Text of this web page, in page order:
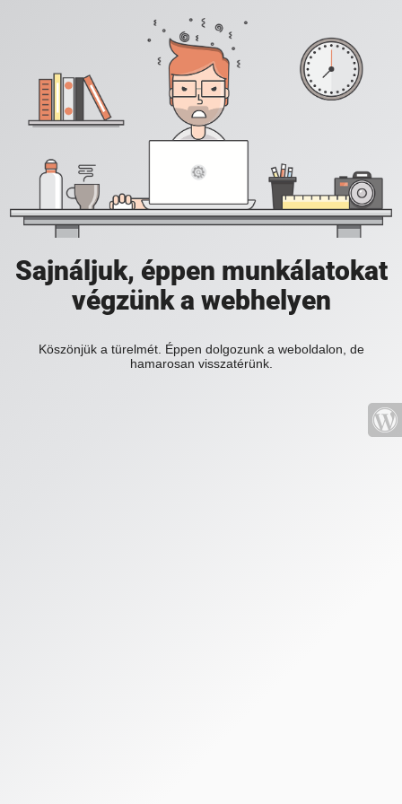
Sajnáljuk, éppen munkálatokat
végzünk a webhelyen
Köszönjük a türelmét. Éppen dolgozunk a weboldalon, de
hamarosan visszatérünk.